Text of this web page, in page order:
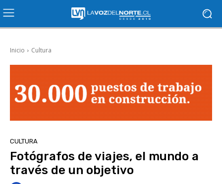
Inicio Cultura
CULTURA
Fotógrafos de viajes, el mundo a
través de un objetivo